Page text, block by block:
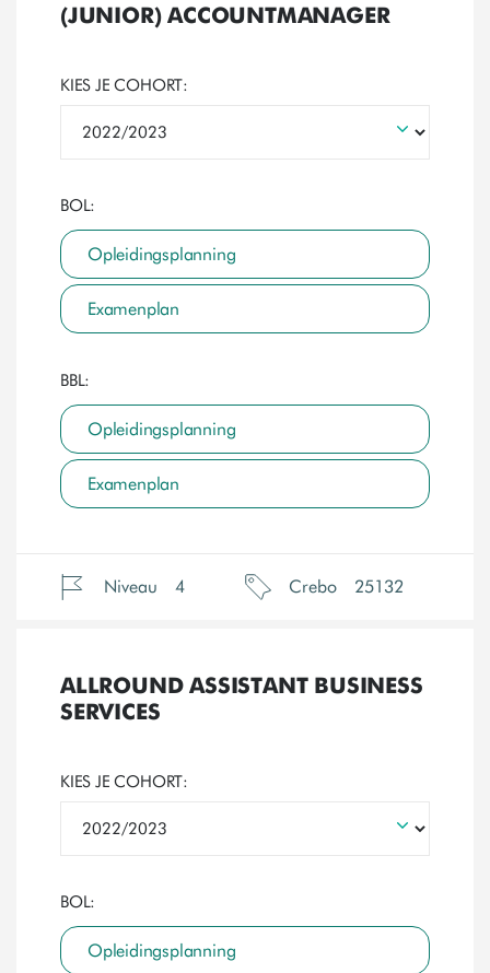
(JUNIOR) ACCOUNTMANAGER
KIES JE COHORT:
BOL:
Opleidingsplanning
Examenplan
BBL:
Opleidingsplanning
Examenplan
Niveau 4 Crebo 25132
ALLROUND ASSISTANT BUSINESS
SERVICES
KIES JE COHORT:
BOL:
Opleidingsplanning